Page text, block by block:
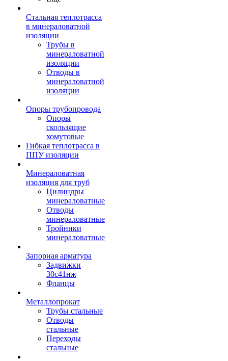
Стальная теплотрасса
в минераловатной
изоляции
Трубы в
минераловатной
изоляции
Отводы в
минераловатной
изоляции
Опоры трубопровода
Опоры
скользящие
хомутовые
Гибкая теплотрасса в
ППУ изоляции
Минераловатная
изоляция для труб
Цилиндры
минераловатные
Отводы
минераловатные
Тройники
минераловатные
Запорная арматура
Задвижки
30с41нж
Фланцы
Металлопрокат
Трубы стальные
Отводы
стальные
Переходы
стальные